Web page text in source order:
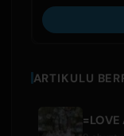
ARTIKULU